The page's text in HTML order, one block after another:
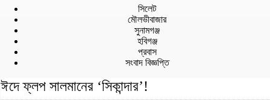
সিলেট
মৌলভীবাজার
সুনামগঞ্জ
হবিগঞ্জ
প্রবাস
সংবাদ বিজ্ঞপ্তি
ঈদে ফ্লপ সালমানের ‘সিকান্দার’!